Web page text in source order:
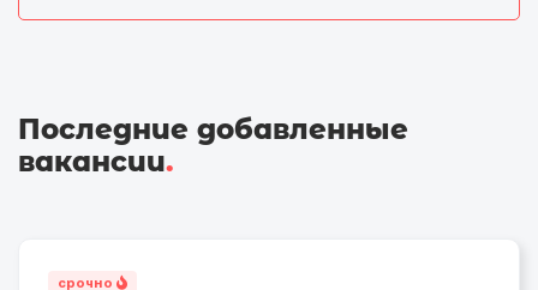
Последние добавленные
вакансии.
срочно